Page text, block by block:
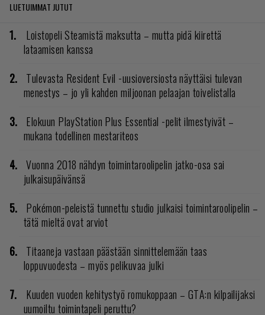
LUETUIMMAT JUTUT
Loistopeli Steamistä maksutta – mutta pidä kiirettä
lataamisen kanssa
Tulevasta Resident Evil -uusioversiosta näyttäisi tulevan
menestys – jo yli kahden miljoonan pelaajan toivelistalla
Elokuun PlayStation Plus Essential -pelit ilmestyivät –
mukana todellinen mestariteos
Vuonna 2018 nähdyn toimintaroolipelin jatko-osa sai
julkaisupäivänsä
Pokémon-peleistä tunnettu studio julkaisi toimintaroolipelin –
tätä mieltä ovat arviot
Titaaneja vastaan päästään sinnittelemään taas
loppuvuodesta – myös pelikuvaa julki
Kuuden vuoden kehitystyö romukoppaan – GTA:n kilpailijaksi
uumoiltu toimintapeli peruttu?